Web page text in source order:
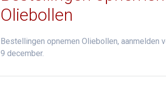
Oliebollen
Bestellingen opnemen Oliebollen, aanmelden
9 december.